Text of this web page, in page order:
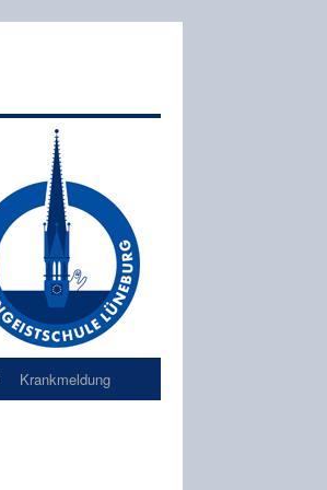
Krankmeldung